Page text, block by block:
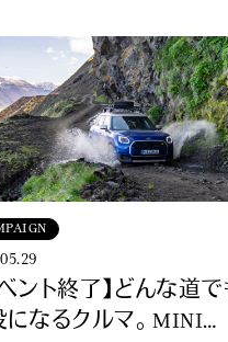
ベント終了】どんな道で
になるクルマ。 MINI